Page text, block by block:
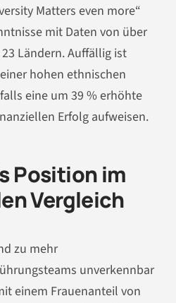
Matters even more“
mit Daten von über
Ländern. Auffällig ist
hohen ethnischen
eine um 39 % erhöhte
Erfolg aufweisen.
Position im
Vergleich
zu mehr
unverkennbar
einem Frauenanteil von